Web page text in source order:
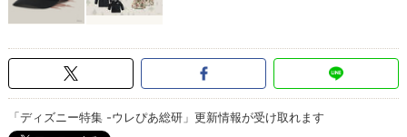
「ディズニー特集 -ウレぴあ総研」更新情報が受け取れます